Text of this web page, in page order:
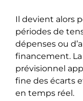
Il devient alors
périodes de
dépenses ou
financement.
prévisionnel
fine des écarts
en temps réel.